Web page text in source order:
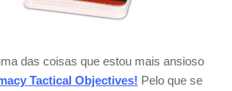
das coisas que estou mais ansioso
Tactical Objectives! Pelo que se